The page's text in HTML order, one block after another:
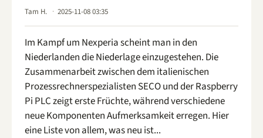
Tam H. 2025-11-08 03:35
Im Kampf um Nexperia scheint man in den
Niederlanden die Niederlage einzugestehen. Die
Zusammenarbeit zwischen dem italienischen
Prozessrechnerspezialisten SECO und der Raspberry
Pi PLC zeigt erste Früchte, während verschiedene
neue Komponenten Aufmerksamkeit erregen. Hier
eine Liste von allem, was neu ist...